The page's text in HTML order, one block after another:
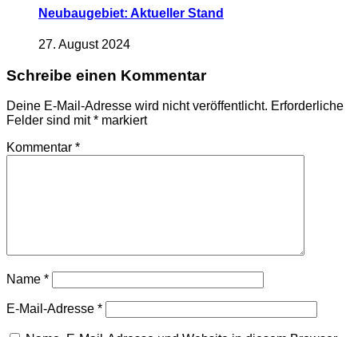
Neubaugebiet: Aktueller Stand
27. August 2024
Schreibe einen Kommentar
Deine E-Mail-Adresse wird nicht veröffentlicht. Erforderliche
Felder sind mit* markiert
Kommentar *
Name *
E-Mail-Adresse *